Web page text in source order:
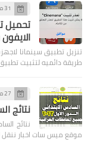
31 مايو 2021
تحميل
الايفون
تنزيل تطبيق سينمانا
طريقة دائميه لتثبيت
27 مايو 2023
نتائج
موقع ميس سات اخبار ننقل